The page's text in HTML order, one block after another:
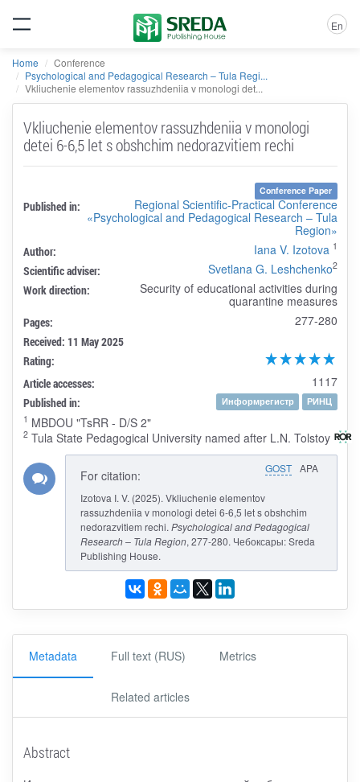
En
Home
Conference
Psychological and Pedagogical Research – Tula Regi...
Vkliuchenie elementov rassuzhdeniia v monologi det...
Vkliuchenie elementov rassuzhdeniia v monologi
detei 6-6,5 let s obshchim nedorazvitiem rechi
Conference Paper
Published in:
Regional Scientific-Practical Conference
«Psychological and Pedagogical Research – Tula
Region»
Author: Iana V. Izotova 1
Scientific adviser: Svetlana G. Leshchenko2
Work direction:
Security of educational activities during
quarantine measures
Pages: 277-280
Received: 11 May 2025
Rating:
Article accesses:
1117
Published in: Информрегистр
РИНЦ
1 MBDOU "TsRR - D/S 2"
2Tula State Pedagogical University named after L.N. Tolstoy
GOST APA
For citation:
Izotova I. V. (2025). Vkliuchenie elementov
rassuzhdeniia v monologi detei 6-6,5 let s obshchim
nedorazvitiem rechi. Psychological and Pedagogical
Research – Tula Region, 277-280. Чебоксары: Sreda
Publishing House.
Metadata Full text (RUS) Metrics
Related articles
Abstract